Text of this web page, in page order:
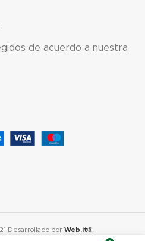
de acuerdo a nuestra
Desarrollado por Web.it®.